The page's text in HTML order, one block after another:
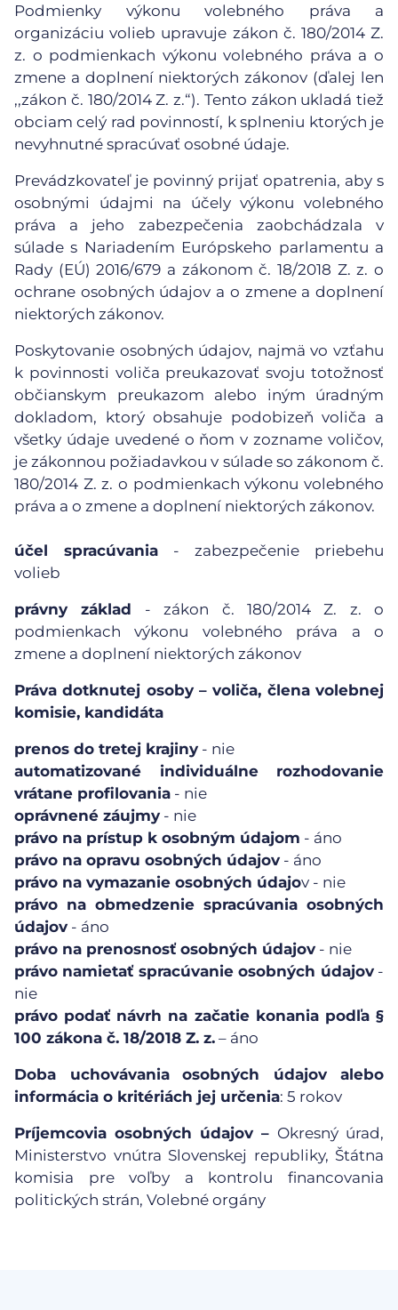
Podmienky výkonu volebného práva a
organizáciu volieb upravuje zákon č. 180/2014 Z.
z. o podmienkach výkonu volebného práva a o
zmene a doplnení niektorých zákonov (ďalej len
,,zákon č. 180/2014 Z. z.“). Tento zákon ukladá tiež
obciam celý rad povinností, k splneniu ktorých je
nevyhnutné spracúvať osobné údaje.
Prevádzkovateľ je povinný prijať opatrenia, aby s
osobnými údajmi na účely výkonu volebného
práva a jeho zabezpečenia zaobchádzala v
súlade s Nariadením Európskeho parlamentu a
Rady (EÚ) 2016/679 a zákonom č. 18/2018 Z. z. o
ochrane osobných údajov a o zmene a doplnení
niektorých zákonov.
Poskytovanie osobných údajov, najmä vo vzťahu
k povinnosti voliča preukazovať svoju totožnosť
občianskym preukazom alebo iným úradným
dokladom, ktorý obsahuje podobizeň voliča a
všetky údaje uvedené o ňom v zozname voličov,
je zákonnou požiadavkou v súlade so zákonom č.
180/2014 Z. z. o podmienkach výkonu volebného
práva a o zmene a doplnení niektorých zákonov.
účel spracúvania - zabezpečenie priebehu
volieb
právny základ - zákon č. 180/2014 Z. z. o
podmienkach výkonu volebného práva a o
zmene a doplnení niektorých zákonov
Práva dotknutej osoby – voliča, člena volebnej
komisie, kandidáta
prenos do tretej krajiny - nie
automatizované individuálne rozhodovanie
vrátane profilovania - nie
oprávnené záujmy - nie
právo na prístup k osobným údajom - áno
právo na opravu osobných údajov - áno
právo na vymazanie osobných údajov - nie
právo na obmedzenie spracúvania osobných
údajov - áno
právo na prenosnosť osobných údajov - nie
právo namietať spracúvanie osobných údajov-
nie
právo podať návrh na začatie konania podľa §
100 zákona č. 18/2018 Z. z. – áno
Doba uchovávania
osobných údajov alebo
informácia o kritériách jej určenia: 5 rokov
Príjemcovia osobných údajov – Okresný úrad,
Ministerstvo vnútra Slovenskej republiky, Štátna
komisia pre voľby a kontrolu financovania
politických strán, Volebné orgány